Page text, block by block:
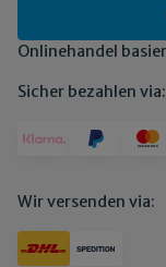
Onlinehandel
Sicher bezahlen via:
Wir versenden via: